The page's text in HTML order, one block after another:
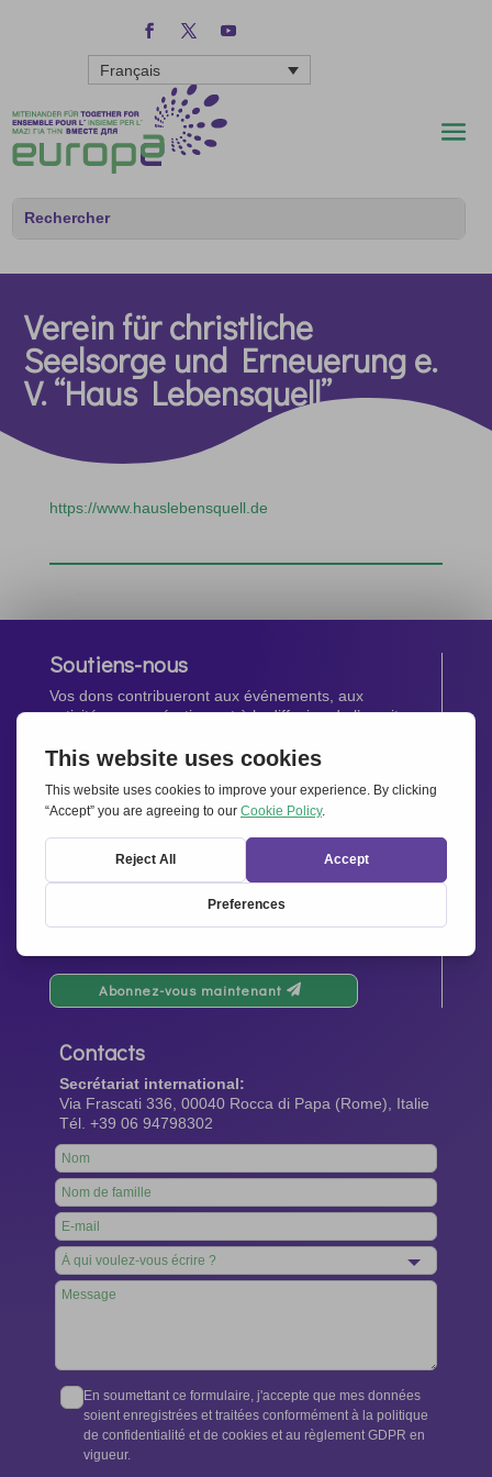
Français
Verein für christliche
Seelsorge und Erneuerung e.
V. “Haus Lebensquell”
https://www.hauslebensquell.de
Soutiens-nous
Vos dons contribueront aux événements, aux
activités, aux opérations et à la diffusion de l’esprit
Faites un don maintenant
Newsletter
Restez au courant de toutes les dernières nouvelles
de notre réseau.
Abonnez-vous maintenant
Contacts
Secrétariat international:
Via Frascati 336, 00040 Rocca di Papa (Rome), Italie
Tél. +39 06 94798302
Leave
this
field
blank
En soumettant ce formulaire, j'accepte que mes données
soient enregistrées et traitées conformément à la politique
de confidentialité et de cookies et au règlement GDPR en
vigueur.